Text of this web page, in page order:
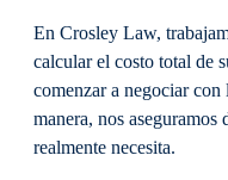
En Crosley Law,
calcular el costo total de
comenzar a negociar con
manera, nos aseguramos
realmente necesita.